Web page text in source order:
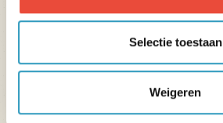
Selectie toestaan
Weigeren